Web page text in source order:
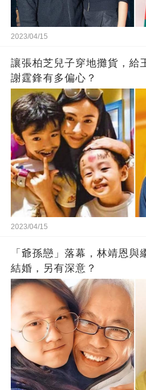
2023/04/15
讓張柏芝兒子穿地攤貨，給
謝霆鋒有多偏心？
2023/04/15
「爺孫戀」落幕，林靖恩
結婚，另有深意？